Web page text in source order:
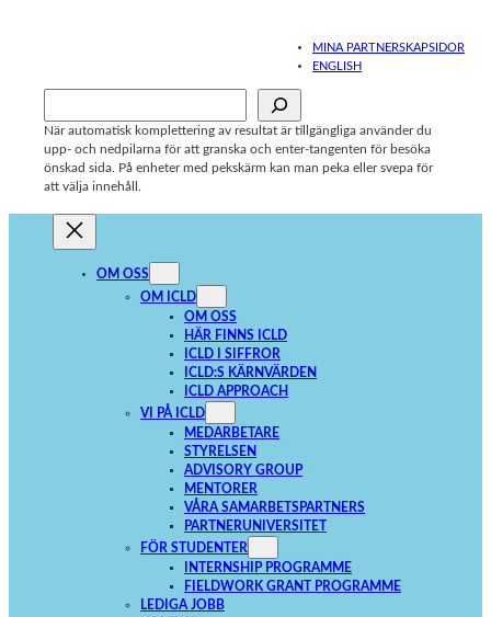
MINA PARTNERSKAPSIDOR
ENGLISH
När automatisk komplettering av resultat är tillgängliga använder du
upp- och nedpilarna för att granska och enter-tangenten för besöka
önskad sida. På enheter med pekskärm kan man peka eller svepa för
att välja innehåll.
OM OSS
OM ICLD
OM OSS
HÄR FINNS ICLD
ICLD I SIFFROR
ICLD:S KÄRNVÄRDEN
ICLD APPROACH
VI PÅ ICLD
MEDARBETARE
STYRELSEN
ADVISORY GROUP
MENTORER
VÅRA SAMARBETSPARTNERS
PARTNERUNIVERSITET
FÖR STUDENTER
INTERNSHIP PROGRAMME
FIELDWORK GRANT PROGRAMME
LEDIGA JOBB